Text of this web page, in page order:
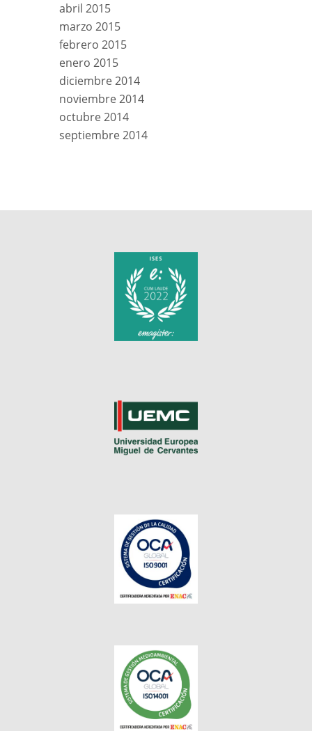
abril 2015
marzo 2015
febrero 2015
enero 2015
diciembre 2014
noviembre 2014
octubre 2014
septiembre 2014